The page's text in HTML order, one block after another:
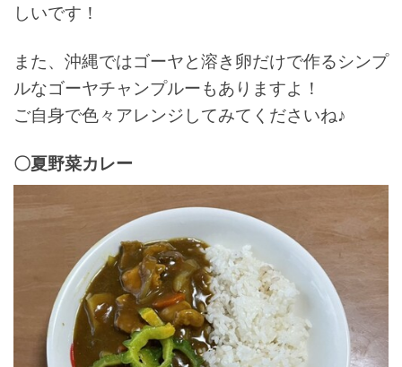
しいです！
また、沖縄ではゴーヤと溶き卵だけで作るシンプ
ルなゴーヤチャンプルーもありますよ！
ご自身で色々アレンジしてみてくださいね♪
〇夏野菜カレー